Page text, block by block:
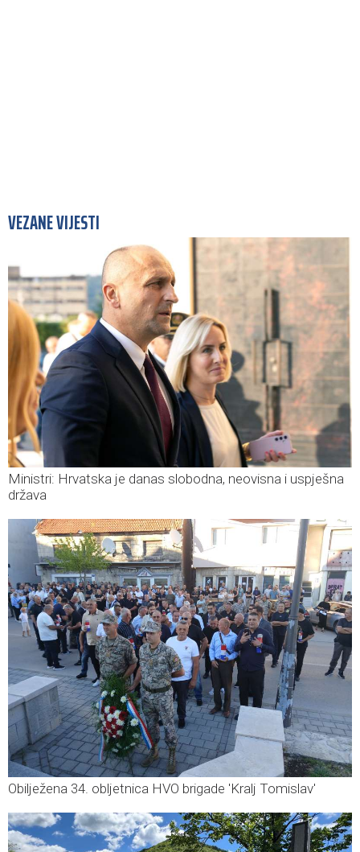
VEZANE VIJESTI
Ministri: Hrvatska je danas slobodna, neovisna i uspješna
država
Obilježena 34. obljetnica HVO brigade 'Kralj Tomislav'